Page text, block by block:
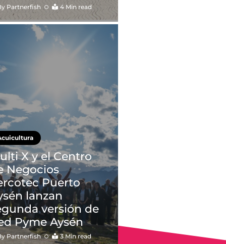
Partnerfish 4 Min read
X y el Centro
Negocios
Puerto
lanzan
versión de
Pyme Aysén
Partnerfish 3 Min read